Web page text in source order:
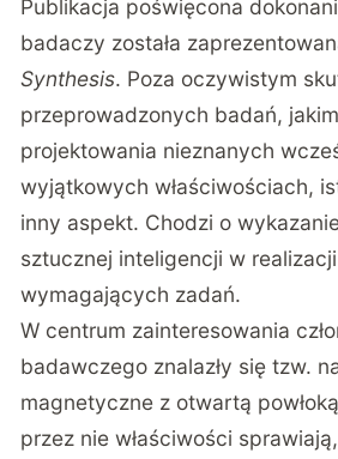
Publikacja poświęcona
badaczy została
Synthesis. Poza oczywistym
przeprowadzonych badań,
projektowania nieznanych
wyjątkowych właściwościach,
inny aspekt. Chodzi o
sztucznej inteligencji w
wymagających zadań.
W centrum zainteresowania
badawczego znalazły się tzw.
magnetyczne z otwartą
przez nie właściwości